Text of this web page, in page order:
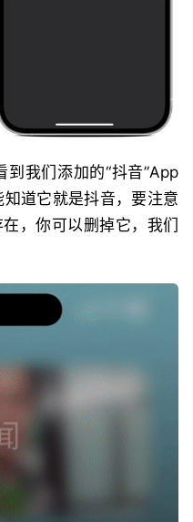
我们添加的“抖音”App
道它就是抖音，要注意
，你可以删掉它，我们